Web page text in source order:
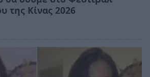
της Κίνας 2026